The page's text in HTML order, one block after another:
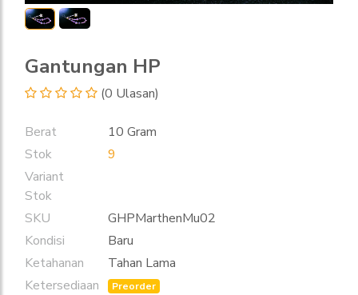
Gantungan HP
(0 Ulasan)
Berat
10 Gram
Stok
9
Variant
Stok
SKU
GHPMarthenMu02
Kondisi
Baru
Ketahanan
Tahan Lama
Ketersediaan
Preorder